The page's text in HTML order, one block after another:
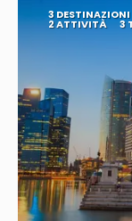
3 DESTINAZIONI
2 ATTIVITÀ 3